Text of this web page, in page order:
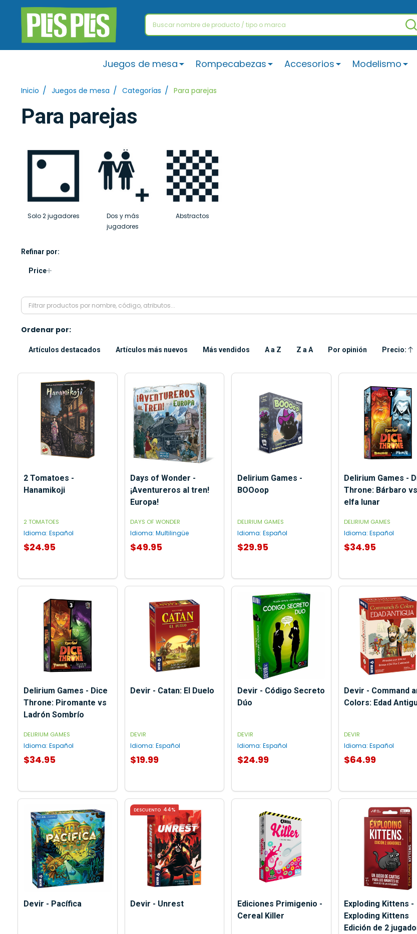
Buscar
Juegos de mesa Rompecabezas Accesorios Modelismo
Inicio / Juegos de mesa / Categorías / Para parejas
Para parejas
Solo 2 jugadores
Dos y más
jugadores
Abstractos
Refinar por:
Price
Ordenar por:
Artículos destacados Artículos más nuevos Más vendidos A a Z Z a A Por opinión Precio:
Ascendente
2 Tomatoes -
Hanamikoji
2 TOMATOES
Idioma: Español
$24.95
Days of Wonder -
¡Aventureros al tren!
Europa!
DAYS OF WONDER
Idioma: Multilingüe
$49.95
Delirium Games -
BOOoop
DELIRIUM GAMES
Idioma: Español
$29.95
Delirium Games -
Throne: Bárbaro
elfa lunar
DELIRIUM GAMES
Idioma: Español
$34.95
Delirium Games - Dice
Throne: Piromante vs
Ladrón Sombrío
DELIRIUM GAMES
Idioma: Español
$34.95
Devir - Catan: El Duelo
DEVIR
Idioma: Español
$19.99
Devir - Código Secreto
Dúo
DEVIR
Idioma: Español
$24.99
Devir - Command
Colors: Edad
DEVIR
Idioma: Español
$64.99
Devir - Pacífica
DESCUENTO 44%
Devir - Unrest
Ediciones Primigenio -
Cereal Killer
Exploding Kittens -
Exploding Kittens
Edición de 2